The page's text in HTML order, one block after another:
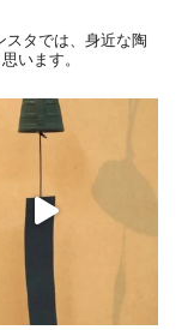
スタでは、身近な陶
います。